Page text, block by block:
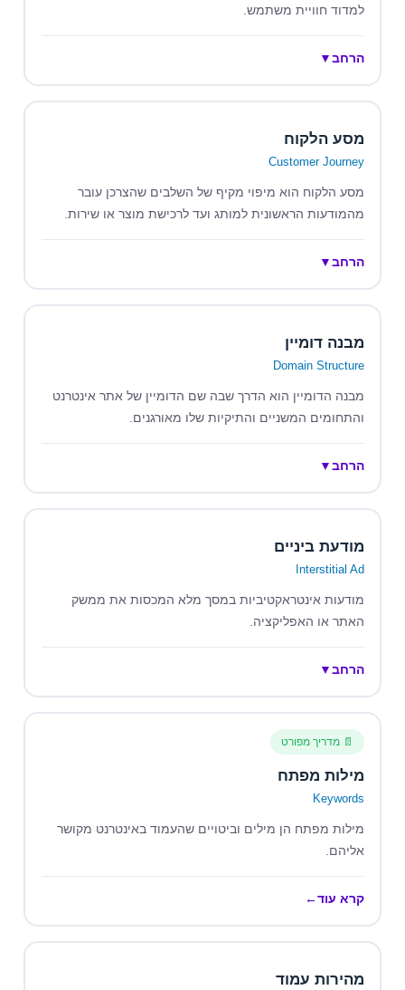
למדוד חוויית משתמש.
הרחב▼
מסע הלקוח
Customer Journey
מסע הלקוח הוא מיפוי מקיף של השלבים שהצרכן עובר
מהמודעות הראשונית למותג ועד לרכישת מוצר או שירות.
הרחב▼
מבנה דומיין
Domain Structure
מבנה הדומיין הוא הדרך שבה שם הדומיין של אתר אינטרנט
והתחומים המשניים והתיקיות שלו מאורגנים.
הרחב▼
מודעת ביניים
Interstitial Ad
מודעות אינטראקטיביות במסך מלא המכסות את ממשק
האתר או האפליקציה.
הרחב▼
📄 מדריך מפורט
מילות מפתח
Keywords
מילות מפתח הן מילים וביטויים שהעמוד באינטרנט מקושר
אליהם.
קרא עוד←
מהירות עמוד